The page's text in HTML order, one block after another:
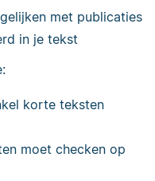
met publicaties
in je tekst
korte teksten
moet checken op